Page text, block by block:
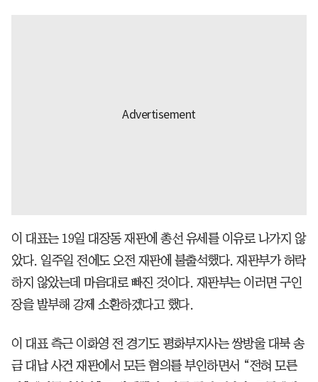
이 대표는 19일 대장동 재판에 총선 유세를 이유로 나가지 않
았다. 일주일 전에도 오전 재판에 불출석했다. 재판부가 허락
하지 않았는데 마음대로 빠진 것이다. 재판부는 이러면 구인
장을 발부해 강제 소환하겠다고 했다.
이 대표 측근 이화영 전 경기도 평화부지사는 쌍방울 대북 송
금 대납 사건 재판에서 모든 혐의를 부인하면서 “전혀 모른